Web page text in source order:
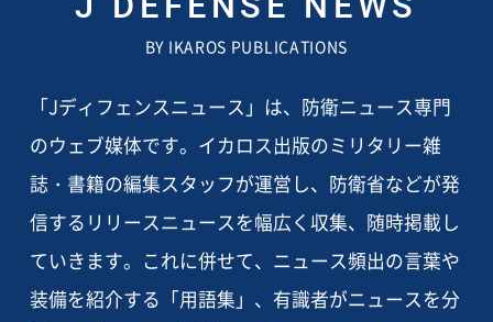
BY IKAROS PUBLICATIONS
「Jディフェンスニュース」は、防衛ニュース専門
のウェブ媒体です。イカロス出版のミリタリー雑
誌・書籍の編集スタッフが運営し、防衛省などが発
信するリリースニュースを幅広く収集、随時掲載し
ていきます。これに併せて、ニュース頻出の言葉や
装備を紹介する「用語集」、有識者がニュースを分